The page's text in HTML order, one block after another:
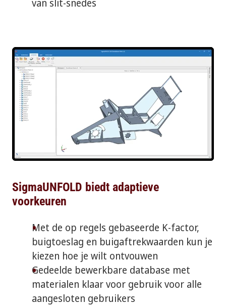
SigmaUNFOLD biedt adaptieve
voorkeuren
Met de op regels gebaseerde K-factor,
buigtoeslag en buigaftrekwaarden kun je
kiezen hoe je wilt ontvouwen
Gedeelde bewerkbare database met
materialen klaar voor gebruik voor alle
aangesloten gebruikers